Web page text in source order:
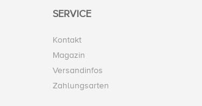
SERVICE
Kontakt
Magazin
Versandinfos
Zahlungsarten